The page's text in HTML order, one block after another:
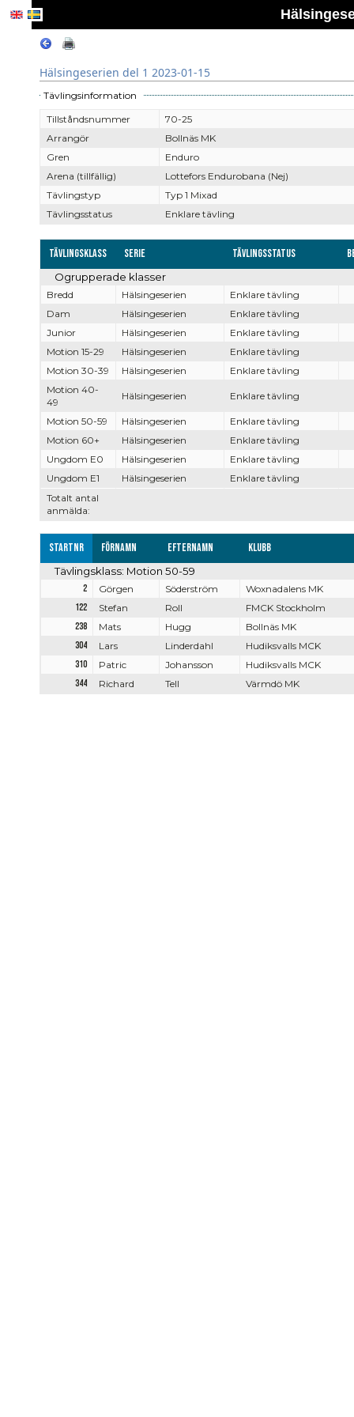
Hälsingeserien del 1 2023-01-15
Tävlingsinformation
Tillståndsnummer
70-25
Arrangör
Bollnäs MK
Gren
Enduro
Arena (tillfällig)
Lottefors Endurobana (Nej)
Tävlingstyp
Typ 1 Mixad
Tävlingsstatus
Enklare tävling
Tävlingsklass Serie Tävlingsstatus
Totalt antal
anmälda:
Ogrupperade klasser
Bredd Hälsingeserien
Enklare tävling
Dam
Hälsingeserien
Enklare tävling
Junior
Hälsingeserien
Enklare tävling
Motion 15-29
Hälsingeserien
Enklare tävling
Motion 30-39
Hälsingeserien
Enklare tävling
Motion 40-
49
Hälsingeserien Enklare tävling
Motion 50-59 Hälsingeserien
Enklare tävling
Motion 60+
Hälsingeserien
Enklare tävling
Ungdom E0
Hälsingeserien
Enklare tävling
Ungdom E1
Hälsingeserien Enklare tävling
Startnr Förnamn Efternamn Klubb
Tävlingsklass: Motion 50-59
2 Görgen Söderström
Woxnadalens MK
122
Stefan Roll
FMCK Stockholm
238
Mats Hugg
Bollnäs MK
304
Lars Linderdahl
Hudiksvalls MCK
310
Patric Johansson
Hudiksvalls MCK
344
Richard Tell Värmdö MK